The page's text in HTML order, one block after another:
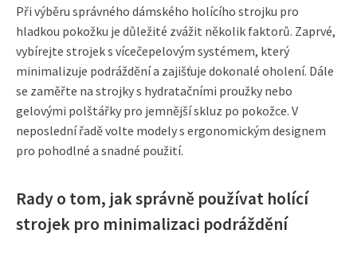
Při výběru správného dámského holícího strojku pro
hladkou pokožku je důležité zvážit několik faktorů. Zaprvé,
vybírejte strojek s vícečepelovým systémem, který
minimalizuje podráždění a zajišťuje dokonalé oholení. Dále
se zaměřte na strojky s hydratačními proužky nebo
gelovými polštářky pro jemnější skluz po pokožce. V
neposlední řadě volte modely s ergonomickým designem
pro pohodlné a snadné použití.
Rady o tom, jak správně používat holící
strojek pro minimalizaci podráždění